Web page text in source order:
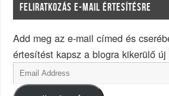
FELIRATKOZÁS E-MAIL ÉRTESÍTÉSRE
Add meg az e-mail címed és
értesítést kapsz a blogra kikerülő új